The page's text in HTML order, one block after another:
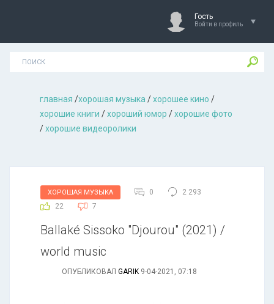
Гость
Войти в профиль
главная /хорошая музыкa /хорошее кино /
хорошие книги /хороший юмор /хорошие фото
/хорошие видеоролики
ХОРОШАЯ МУЗЫКА 0
2 293
22
7
Ballaké Sissoko "Djourou" (2021) /
world music
ОПУБЛИКОВАЛ GARIK 9-04-2021, 07:18